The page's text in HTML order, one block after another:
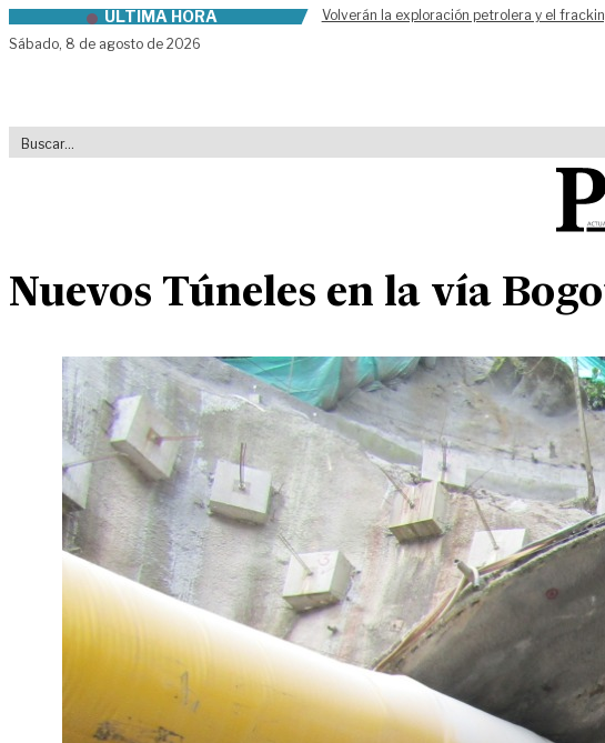
Skip to contentÚLTIMA HORA
Volverán la exploración petrolera y el
Sábado, 8 de agosto de 2026
Nuevos Túneles en la vía